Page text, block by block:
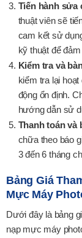
Tiến hành sửa
thuật viên sẽ
cam kết sử
kỹ thuật để
Kiểm tra và
kiểm tra lại
động ổn định.
hướng dẫn sử
Thanh toán và
chữa theo báo
3 đến 6 tháng
Bảng Giá
Mực Máy
Dưới đây là bảng
nạp mực máy